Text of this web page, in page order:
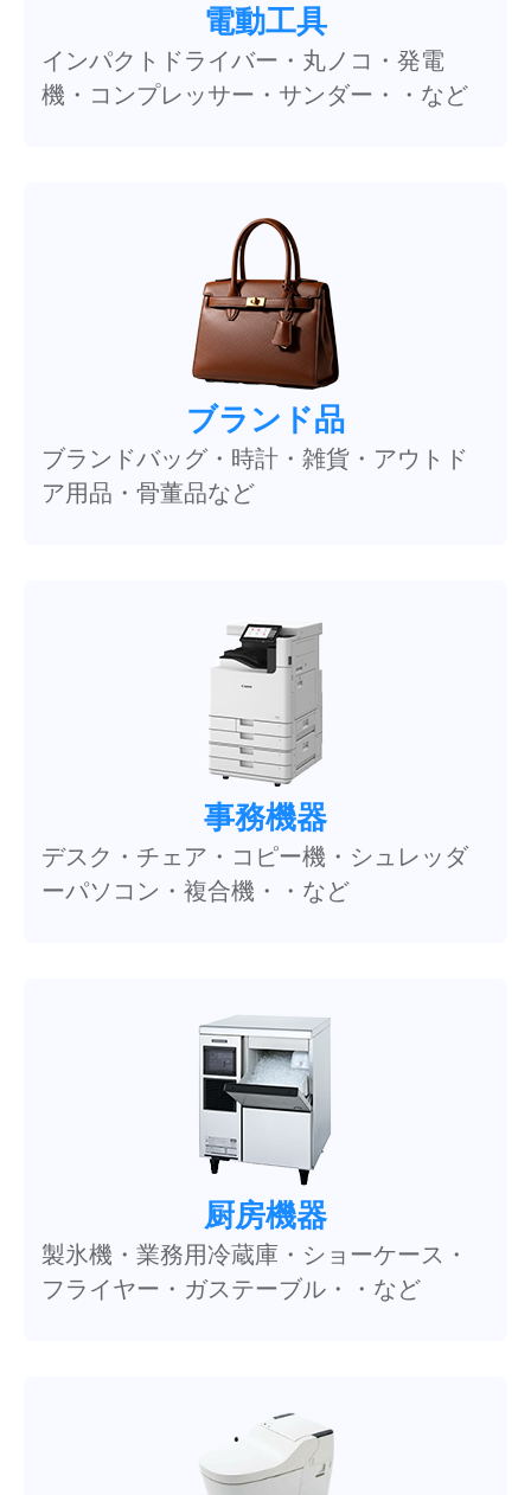
電動工具
インパクトドライバー・丸ノコ・発電
機・コンプレッサー・サンダー・・など
ブランド品
ブランドバッグ・時計・雑貨・アウトド
ア用品・骨董品など
事務機器
デスク・チェア・コピー機・シュレッダ
ーパソコン・複合機・・など
厨房機器
製氷機・業務用冷蔵庫・ショーケース・
フライヤー・ガステーブル・・など